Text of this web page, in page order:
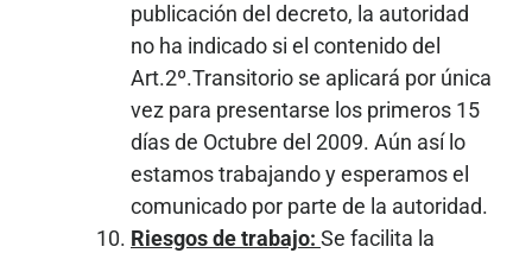
publicación del decreto, la autoridad
no ha indicado si el contenido del
Art.2º.Transitorio se aplicará por única
vez para presentarse los primeros 15
días de Octubre del 2009. Aún así lo
estamos trabajando y esperamos el
comunicado por parte de la autoridad.
Riesgos de trabajo: Se facilita la